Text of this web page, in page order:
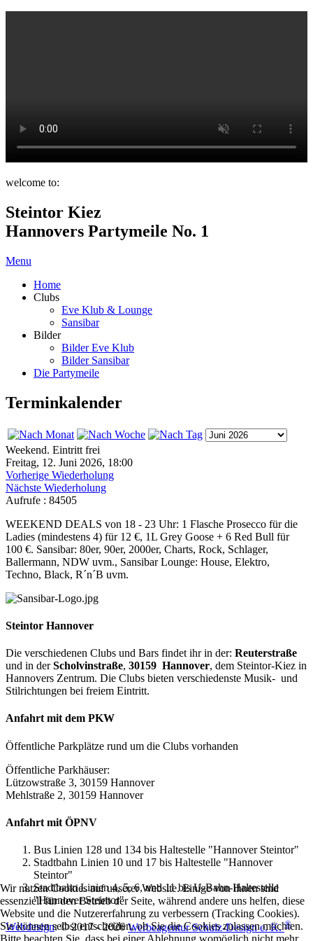
welcome to:
Steintor Kiez
Hannovers Partymeile No. 1
Menu
Home
Clubs
Eve Klub & Lounge
Sansibar
Bilder
Bilder Eve Klub
Bilder Sansibar
Die Partymeile
Terminkalender
Weekend. Eintritt frei
Freitag, 12. Juni 2026, 18:00
Vorherige Wiederholung
Nächste Wiederholung
Aufrufe : 84505
WEEKEND DEALS von 18 - 23 Uhr: 1 Flasche Prosecco für die
Ladies (mindestens 4) für 12 €, 1L Grey Goose + 6 Red Bull für
100 €. Sansibar: 80er, 90er, 2000er, Charts, Rock, Schlager,
Ballermann, NDW uvm., Sansibar Lounge: House, Elektro,
Techno, Black, R´n´B uvm.
Steintor Hannover
Die verschiedenen Clubs und Bars findet ihr in der: Reuterstraße
und in derScholvinstraße, 30159 Hannover, dem Steintor-Kiez in
Hannovers Zentrum. Die Clubs bieten verschiedenste Musik- und
Stilrichtungen bei freiem Eintritt.
Anfahrt mit dem PKW
Öffentliche Parkplätze rund um die Clubs vorhanden
Öffentliche Parkhäuser:
Lützowstraße 3, 30159 Hannover
Mehlstraße 2, 30159 Hannover
Anfahrt mit ÖPNV
Bus Linien 128 und 134 bis Haltestelle "Hannover Steintor"
Stadtbahn Linien 10 und 17 bis Haltestelle "Hannover
Steintor"
Stadtbahn Linien 4, 5, 6, und 11 bis U-Bahn-Haltestelle
"Hannover Steintor"
Webdesign: © 2017 - 2026Werbeagentur Schulz-Design e. K.®
Wir nutzen Cookies auf unserer Website. Einige von ihnen sind
essenziell für den Betrieb der Seite, während andere uns helfen, diese
Website und die Nutzererfahrung zu verbessern (Tracking Cookies).
Sie können selbst entscheiden, ob Sie die Cookies zulassen möchten.
Bitte beachten Sie, dass bei einer Ablehnung womöglich nicht mehr